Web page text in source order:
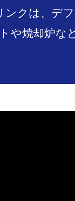
クは、デ
や焼却炉な